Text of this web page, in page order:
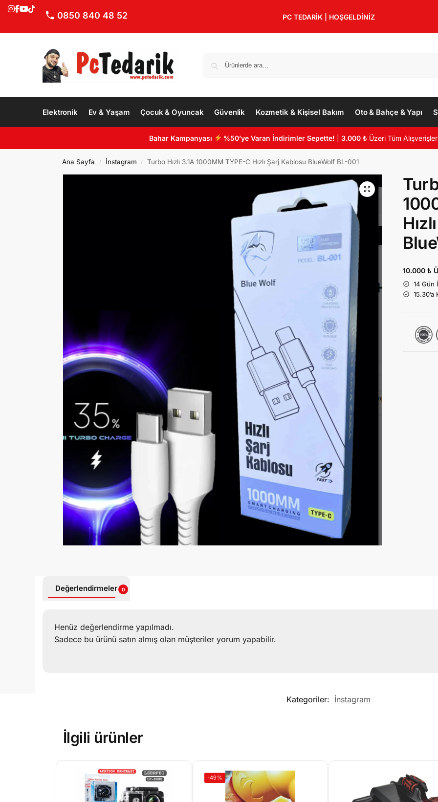
0850 840 48 52 PC TEDARİK | HOŞGELDİNİZ
Elektronik Ev & Yaşam Çocuk & Oyuncak Güvenlik Kozmetik & Kişisel Bakım Oto & Bahçe & Yapı
Bahar Kampanyası %50’ye Varan İndirimler Sepette! |3.000 ₺ Üzeri Tüm
Ana Sayfa / İnstagram / Turbo Hızlı 3.1A 1000MM TYPE-C Hızlı Şarj Kablosu BlueWolf BL-001
10.000 ₺
14 Gün
Değerlendirmeler 0
Henüz değerlendirme yapılmadı.
Sadece bu ürünü satın almış olan müşteriler yorum yapabilir.
Kategoriler: İnstagram
İlgili ürünler
-49%